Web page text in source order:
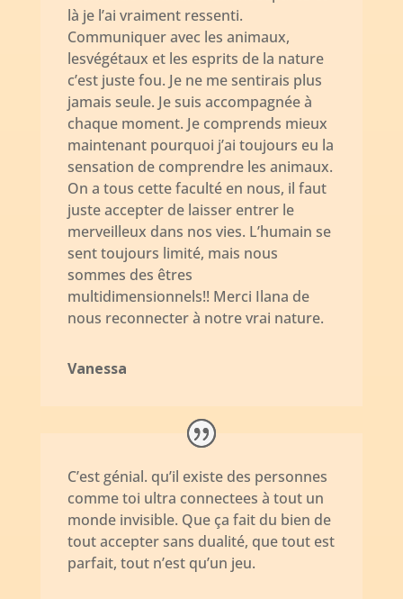
là je l’ai vraiment ressenti.
Communiquer avec les animaux,
lesvégétaux et les esprits de la nature
c’est juste fou. Je ne me sentirais plus
jamais seule. Je suis accompagnée à
chaque moment. Je comprends mieux
maintenant pourquoi j’ai toujours eu la
sensation de comprendre les animaux.
On a tous cette faculté en nous, il faut
juste accepter de laisser entrer le
merveilleux dans nos vies. L’humain se
sent toujours limité, mais nous
sommes des êtres
multidimensionnels!! Merci Ilana de
nous reconnecter à notre vrai nature.
Vanessa
C’est génial. qu’il existe des personnes
comme toi ultra connectees à tout un
monde invisible. Que ça fait du bien de
tout accepter sans dualité, que tout est
parfait, tout n’est qu’un jeu.